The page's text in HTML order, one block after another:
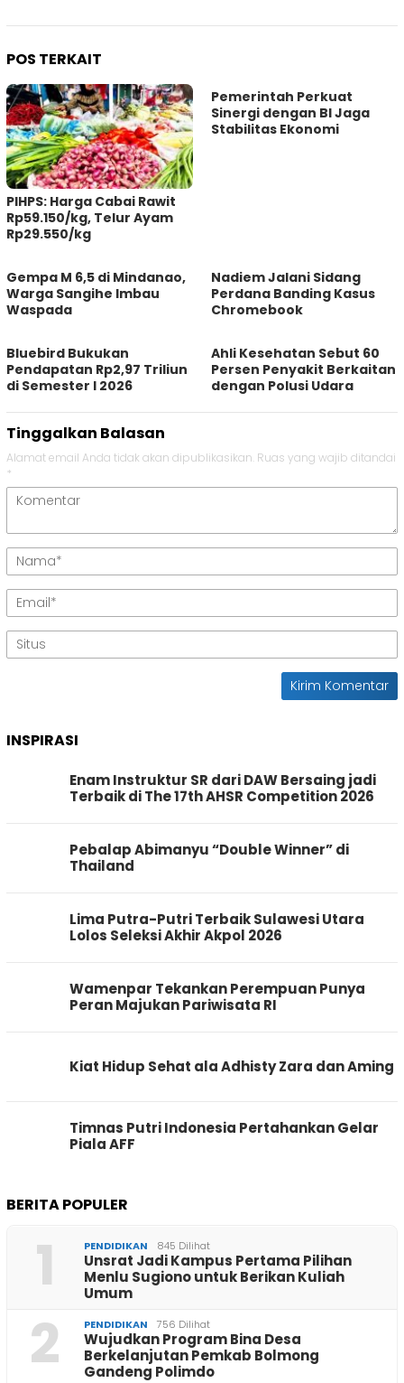
POS TERKAIT
PIHPS: Harga Cabai Rawit
Rp59.150/kg, Telur Ayam
Rp29.550/kg
Pemerintah Perkuat
Sinergi dengan BI Jaga
Stabilitas Ekonomi
Gempa M 6,5 di Mindanao,
Warga Sangihe Imbau
Waspada
Nadiem Jalani Sidang
Perdana Banding Kasus
Chromebook
Bluebird Bukukan
Pendapatan Rp2,97 Triliun
di Semester I 2026
Ahli Kesehatan Sebut 60
Persen Penyakit Berkaitan
dengan Polusi Udara
Tinggalkan Balasan
Alamat email Anda tidak akan dipublikasikan. Ruas yang wajib ditandai
*
INSPIRASI
Enam Instruktur SR dari DAW Bersaing jadi
Terbaik di The 17th AHSR Competition 2026
Pebalap Abimanyu “Double Winner” di
Thailand
Lima Putra-Putri Terbaik Sulawesi Utara
Lolos Seleksi Akhir Akpol 2026
Wamenpar Tekankan Perempuan Punya
Peran Majukan Pariwisata RI
Kiat Hidup Sehat ala Adhisty Zara dan Aming
Timnas Putri Indonesia Pertahankan Gelar
Piala AFF
BERITA POPULER
1 PENDIDIKAN 845 Dilihat
Unsrat Jadi Kampus Pertama Pilihan
Menlu Sugiono untuk Berikan Kuliah
Umum
2 PENDIDIKAN 756 Dilihat
Wujudkan Program Bina Desa
Berkelanjutan Pemkab Bolmong
Gandeng Polimdo